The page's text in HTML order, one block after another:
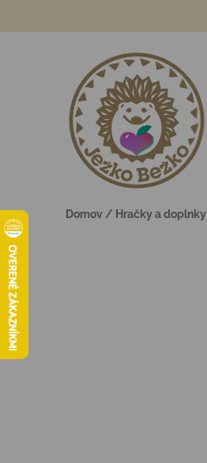
Domov / Hračky a doplnky